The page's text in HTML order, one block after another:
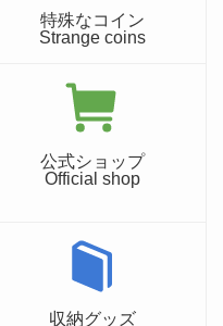
特殊なコイン
Strange coins
公式ショップ
Official shop
収納グッズ